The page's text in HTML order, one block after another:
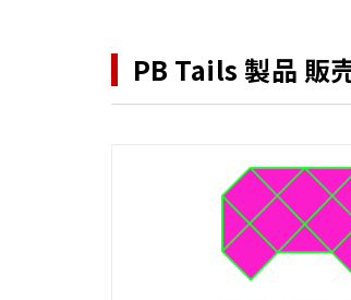
PB Tails 製品 販